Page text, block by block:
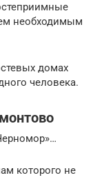
необходимым
домах
человека.
которого не